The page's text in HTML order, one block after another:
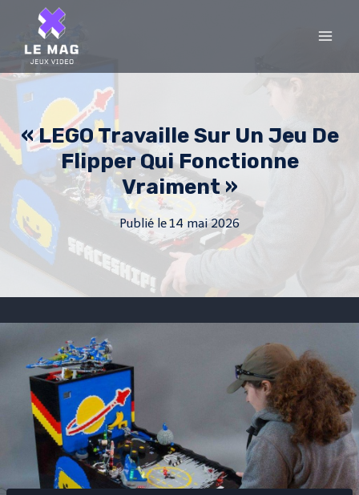
content
« LEGO Travaille Sur Un Jeu De
Flipper Qui Fonctionne
Vraiment »
Publié le14 mai 2026